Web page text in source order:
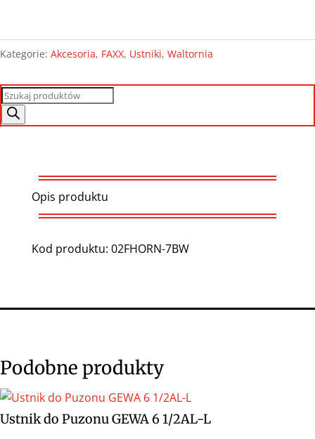
Kategorie: Akcesoria, FAXX, Ustniki, Waltornia
Wyszukiwarka
produktów
Opis produktu
Kod produktu: 02FHORN-7BW
Podobne produkty
Ustnik do Puzonu GEWA 6 1/2AL-L